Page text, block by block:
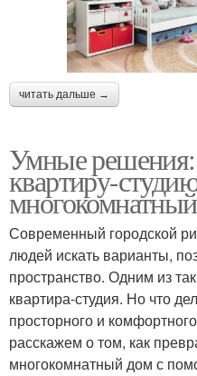
читать дальше →
Умные решения:
квартиру-
Современный городской
людей искать варианты,
пространство. Одним из
квартира-студия. Но что
просторного и
расскажем о том, как
многокомнатный дом с